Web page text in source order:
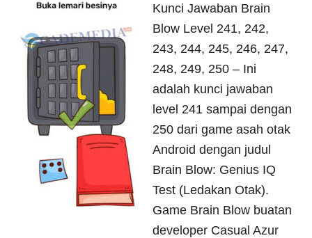
Kunci Jawaban Brain
Blow Level 241, 242,
243, 244, 245, 246, 247,
248, 249, 250 – Ini
adalah kunci jawaban
level 241 sampai dengan
250 dari game asah otak
Android dengan judul
Brain Blow: Genius IQ
Test (Ledakan Otak).
Game Brain Blow buatan
developer Casual Azur